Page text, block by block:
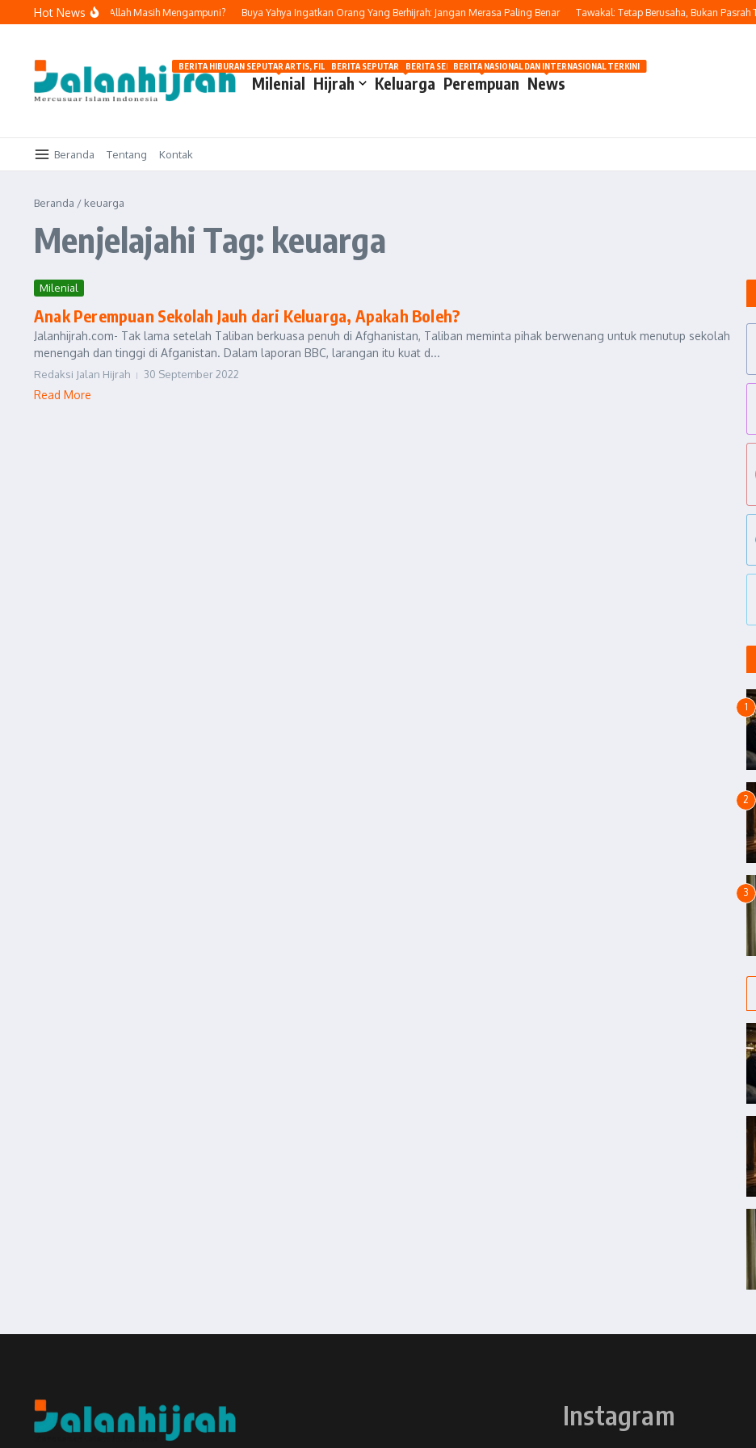
Lewati ke konten
Hot News
Bertobat, Apakah Allah Masih Mengampuni? Buya Yahya Ingatkan Orang Yang Berhijrah: Jangan Merasa Paling Benar Tawakal: Tetap Berusaha, Bukan Pasrah
Milenial
BERITA HIBURAN SEPUTAR ARTIS, FILM, DAN GOSIP
Hijrah Keluarga
BERITA SEPUTAR OTOMOTIF HARI INI
Perempuan
BERITA SEPUTAR KECANTIKAN WANITA
News
BERITA NASIONAL DAN INTERNASIONAL TERKINI
Beranda Tentang Kontak
Beranda / keuarga
Menjelajahi Tag: keuarga
Milenial
Anak Perempuan Sekolah Jauh dari Keluarga, Apakah Boleh?
Jalanhijrah.com- Tak lama setelah Taliban berkuasa penuh di Afghanistan, Taliban meminta pihak berwenang untuk menutup sekolah
menengah dan tinggi di Afganistan. Dalam laporan BBC, larangan itu kuat d...
Redaksi Jalan Hijrah 30 September 2022
Read More
1
2
3
Instagram